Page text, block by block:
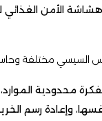
الأمن الغذائي
السيسي مختلفة
محدودية
وإعادة رسم